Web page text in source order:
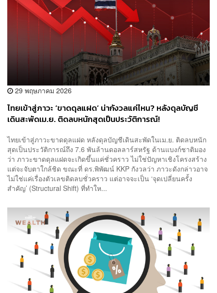
29 พฤษภาคม 2026
ไทยเข้าสู่ภาวะ ‘ขาดดุลแฝด’ น่ากังวลแค่ไหน? หลังดุลบัญชี
เดินสะพัดเม.ย. ติดลบหนักสุดเป็นประวัติการณ์!
ไทยเข้าสู่ภาวะขาดดุลแฝด หลังดุลบัญชีเดินสะพัดในเม.ย. ติดลบหนัก
สุดเป็นประวัติการณ์ถึง 7.6 พันล้านดอลลาร์สหรัฐ ด้านแบงก์ชาติมอง
ว่า ภาวะขาดดุลแฝดจะเกิดขึ้นแค่ชั่วคราว ไม่ใช่ปัญหาเชิงโครงสร้าง
แต่จะจับตาใกล้ชิด ขณะที่ ดร.พิพัฒน์ KKP กังวลว่า ภาวะดังกล่าวอาจ
ไม่ใช่แค่เรื่องตัวเลขติดลบชั่วคราว แต่อาจจะเป็น ‘จุดเปลี่ยนครั้ง
สำคัญ’ (Structural Shift) ที่ทำให...